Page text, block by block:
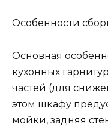
Особенности
Основная
кухонных
частей (для
этом шкафу
мойки, задняя